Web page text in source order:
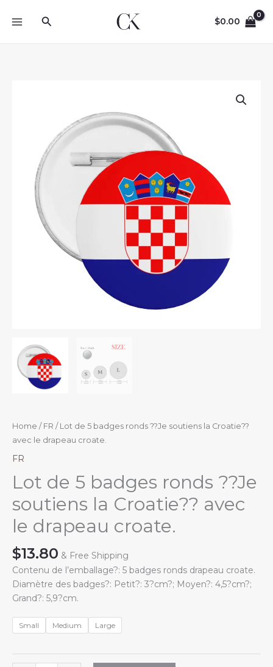
Search $0.00
Home / FR / Lot de 5 badges ronds ??Je soutiens la Croatie??
avec le drapeau croate.
FR
Lot de 5 badges ronds ??Je
soutiens la Croatie?? avec
le drapeau croate.
$13.80 & Free Shipping
Contenu de l’emballage?: 5 badges ronds drapeau croate.
Diamètre des badges?: Petit?: 3?cm?; Moyen?: 4,5?cm?;
Grand?: 5,9?cm.
Small Medium Large